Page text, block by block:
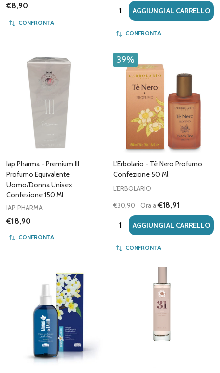
€8,90
CONFRONTA
Quantità:AGGIUNGI AL CARRELLO
CONFRONTA
Iap Pharma - Premium III
Profumo Equivalente
Uomo/Donna Unisex
Confezione 150 Ml
IAP PHARMA
€18,90
CONFRONTA
39%
L'Erbolario - Tè Nero Profumo
Confezione 50 Ml
L'ERBOLARIO
€30,90 Ora a€18,91
Quantità:AGGIUNGI AL CARRELLO
CONFRONTA